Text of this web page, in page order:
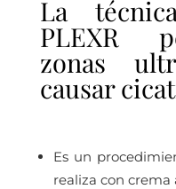
La
PLEXR
zonas
causar
Es un
realiza con crema